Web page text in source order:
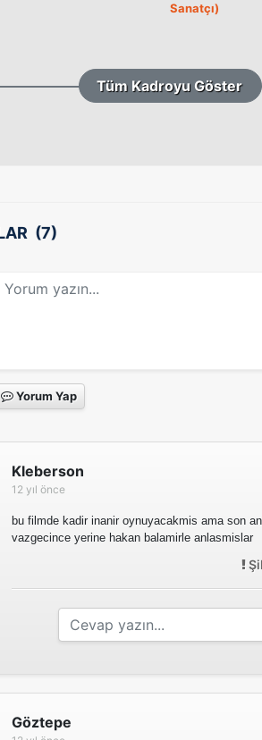
Sanatçı)
Tüm Kadroyu Göster
(7)
Yorum Yap
Kleberson
12 yıl önce
bu filmde kadir inanir oynuyacakmis ama son
vazgecince yerine hakan balamirle anlasmislar
Göztepe